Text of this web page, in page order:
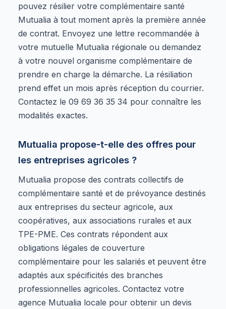
pouvez résilier votre complémentaire santé
Mutualia à tout moment après la première année
de contrat. Envoyez une lettre recommandée à
votre mutuelle Mutualia régionale ou demandez
à votre nouvel organisme complémentaire de
prendre en charge la démarche. La résiliation
prend effet un mois après réception du courrier.
Contactez le 09 69 36 35 34 pour connaître les
modalités exactes.
Mutualia propose-t-elle des offres pour
les entreprises agricoles ?
Mutualia propose des contrats collectifs de
complémentaire santé et de prévoyance destinés
aux entreprises du secteur agricole, aux
coopératives, aux associations rurales et aux
TPE-PME. Ces contrats répondent aux
obligations légales de couverture
complémentaire pour les salariés et peuvent être
adaptés aux spécificités des branches
professionnelles agricoles. Contactez votre
agence Mutualia locale pour obtenir un devis